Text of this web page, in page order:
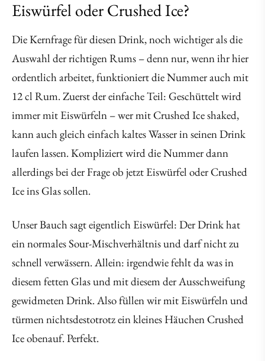
Eiswürfel oder Crushed Ice?
Die Kernfrage für diesen Drink, noch wichtiger als die
Auswahl der richtigen Rums – denn nur, wenn ihr hier
ordentlich arbeitet, funktioniert die Nummer auch mit
12 cl Rum. Zuerst der einfache Teil: Geschüttelt wird
immer mit Eiswürfeln – wer mit Crushed Ice shaked,
kann auch gleich einfach kaltes Wasser in seinen Drink
laufen lassen. Kompliziert wird die Nummer dann
allerdings bei der Frage ob jetzt Eiswürfel oder Crushed
Ice ins Glas sollen.
Unser Bauch sagt eigentlich Eiswürfel: Der Drink hat
ein normales Sour-Mischverhältnis und darf nicht zu
schnell verwässern. Allein: irgendwie fehlt da was in
diesem fetten Glas und mit diesem der Ausschweifung
gewidmeten Drink. Also füllen wir mit Eiswürfeln und
türmen nichtsdestotrotz ein kleines Häuchen Crushed
Ice obenauf. Perfekt.